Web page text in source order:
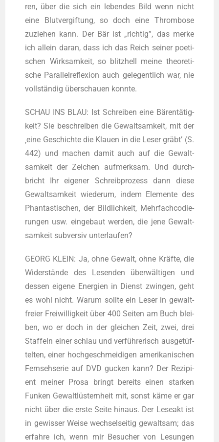
ren, über die sich ein leben­des Bild wenn nicht
eine Blut­ver­gif­tung, so doch eine Throm­bo­se
zuzie­hen kann. Der Bär ist „rich­tig”, das mer­ke
ich allein dar­an, dass ich das Reich sei­ner poe­ti­
schen Wirk­sam­keit, so blitz­hell mei­ne theo­re­ti­
sche Par­al­lel­re­fle­xi­on auch gele­gent­lich war, nie
voll­stän­dig über­schau­en konnte.
SCHAU INS BLAU: Ist Schrei­ben eine Bären­tä­tig­
keit? Sie beschrei­ben die Gewalt­sam­keit, mit der
‚eine Geschich­te die Klau­en in die Leser gräbt’ (S.
442) und machen damit auch auf die Gewalt­
sam­keit der Zei­chen auf­merk­sam. Und durch­
bricht Ihr eige­ner Schreib­pro­zess dann die­se
Gewalt­sam­keit wie­der­um, indem Ele­men­te des
Phan­tas­ti­schen, der Bild­lich­keit, Mehr­fach­co­die­
run­gen usw. ein­ge­baut wer­den, die jene Gewalt­
sam­keit sub­ver­siv unterlaufen?
GEORG KLEIN: Ja, ohne Gewalt, ohne Kräf­te, die
Wider­stän­de des Lesen­den über­wäl­ti­gen und
des­sen eige­ne Ener­gien in Dienst zwin­gen, geht
es wohl nicht. War­um soll­te ein Leser in gewalt­
frei­er Frei­wil­lig­keit über 400 Sei­ten am Buch blei­
ben, wo er doch in der glei­chen Zeit, zwei, drei
Staf­feln einer schlau und ver­füh­re­risch aus­ge­tüf­
tel­ten, einer hoch­ge­schmei­di­gen ame­ri­ka­ni­schen
Fern­seh­se­rie auf DVD gucken kann? Der Rezi­pi­
ent mei­ner Pro­sa bringt bereits einen star­ken
Fun­ken Gewalt­lüs­tern­heit mit, sonst käme er gar
nicht über die ers­te Sei­te hin­aus. Der Lese­akt ist
in gewis­ser Wei­se wech­sel­sei­tig gewalt­sam; das
erfah­re ich, wenn mir Besu­cher von Lesun­gen